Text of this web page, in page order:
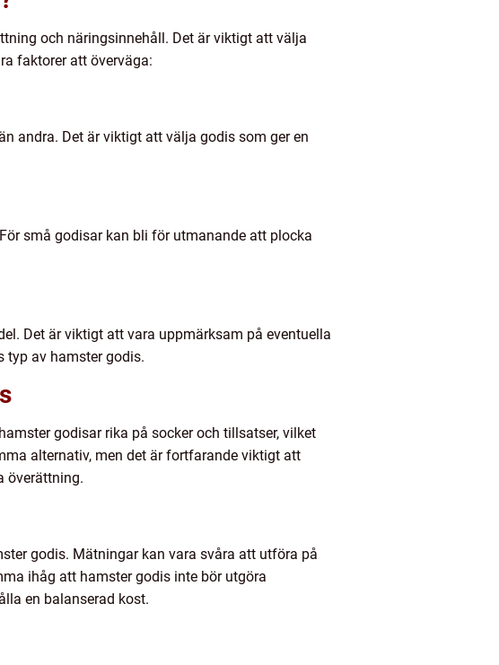
och näringsinnehåll. Det är viktigt att välja
faktorer att överväga:
andra. Det är viktigt att välja godis som ger en
små godisar kan bli för utmanande att plocka
Det är viktigt att vara uppmärksam på eventuella
typ av hamster godis.
godisar rika på socker och tillsatser, vilket
alternativ, men det är fortfarande viktigt att
överättning.
godis. Mätningar kan vara svåra att utföra på
ihåg att hamster godis inte bör utgöra
en balanserad kost.